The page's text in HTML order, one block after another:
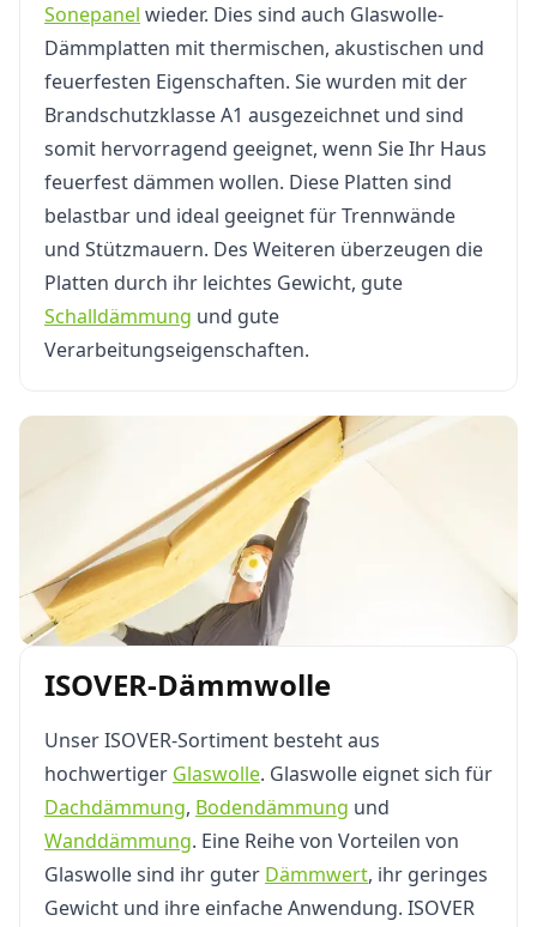
Sonepanel wieder. Dies sind auch Glaswolle-
Dämmplatten mit thermischen, akustischen und
feuerfesten Eigenschaften. Sie wurden mit der
Brandschutzklasse A1 ausgezeichnet und sind
somit hervorragend geeignet, wenn Sie Ihr Haus
feuerfest dämmen wollen. Diese Platten sind
belastbar und ideal geeignet für Trennwände
und Stützmauern. Des Weiteren überzeugen die
Platten durch ihr leichtes Gewicht, gute
Schalldämmung und gute
Verarbeitungseigenschaften.
ISOVER-Dämmwolle
Unser ISOVER-Sortiment besteht aus
hochwertiger Glaswolle. Glaswolle eignet sich für
Dachdämmung, Bodendämmung und
Wanddämmung. Eine Reihe von Vorteilen von
Glaswolle sind ihr guter Dämmwert, ihr geringes
Gewicht und ihre einfache Anwendung. ISOVER